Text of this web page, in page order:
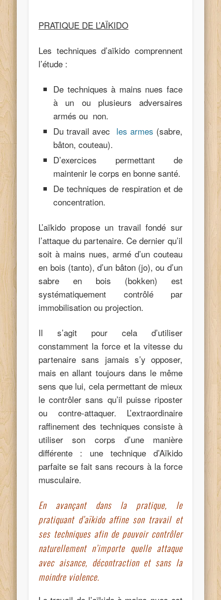
PRATIQUE DE L’AÏKIDO
Les techniques d’aïkido comprennent
l’étude :
De techniques à mains nues face
à un ou plusieurs adversaires
armés ou non.
Du travail avec les armes (sabre,
bâton, couteau).
D’exercices permettant de
maintenir le corps en bonne santé.
De techniques de respiration et de
concentration.
L’aïkido propose un travail fondé sur
l’attaque du partenaire. Ce dernier qu’il
soit à mains nues, armé d’un couteau
en bois (tanto), d’un bâton (jo), ou d’un
sabre en bois (bokken) est
systématiquement contrôlé par
immobilisation ou projection.
Il s’agit pour cela d’utiliser
constamment la force et la vitesse du
partenaire sans jamais s’y opposer,
mais en allant toujours dans le même
sens que lui, cela permettant de mieux
le contrôler sans qu’il puisse riposter
ou contre-attaquer. L’extraordinaire
raffinement des techniques consiste à
utiliser son corps d’une manière
différente : une technique d’Aïkido
parfaite se fait sans recours à la force
musculaire.
En avançant dans la pratique, le
pratiquant d’aïkido affine son travail et
ses techniques afin de pouvoir contrôler
naturellement n’importe quelle attaque
avec aisance, décontraction et sans la
moindre violence.